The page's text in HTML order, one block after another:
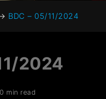
BDC – 05/11/2024
2024
0 min read